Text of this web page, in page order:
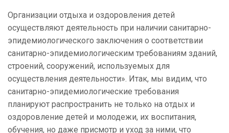
Организации отдыха и оздоровления детей
осуществляют деятельность при наличии санитарно-
эпидемиологического заключения о соответствии
санитарно-эпидемиологическим требованиям зданий,
строений, сооружений, используемых для
осуществления деятельности». Итак, мы видим, что
санитарно-эпидемиологические требования
планируют распространить не только на отдых и
оздоровление детей и молодежи, их воспитания,
обучения, но даже присмотр и уход за ними, что